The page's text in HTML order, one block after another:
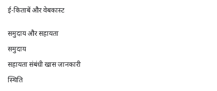
ई-किताबें और वेबकास्ट
समुदाय और सहायता
समुदाय
सहायता संबंधी खास जानकारी
स्थिति